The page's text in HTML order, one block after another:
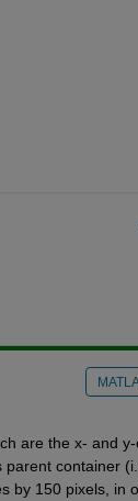
are the x- and
container
by 150 pixels, in